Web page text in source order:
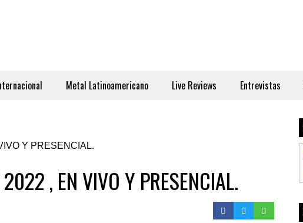
Metal Latinoamericano Live Reviews Entrevistas
, EN VIVO Y PRESENCIAL.